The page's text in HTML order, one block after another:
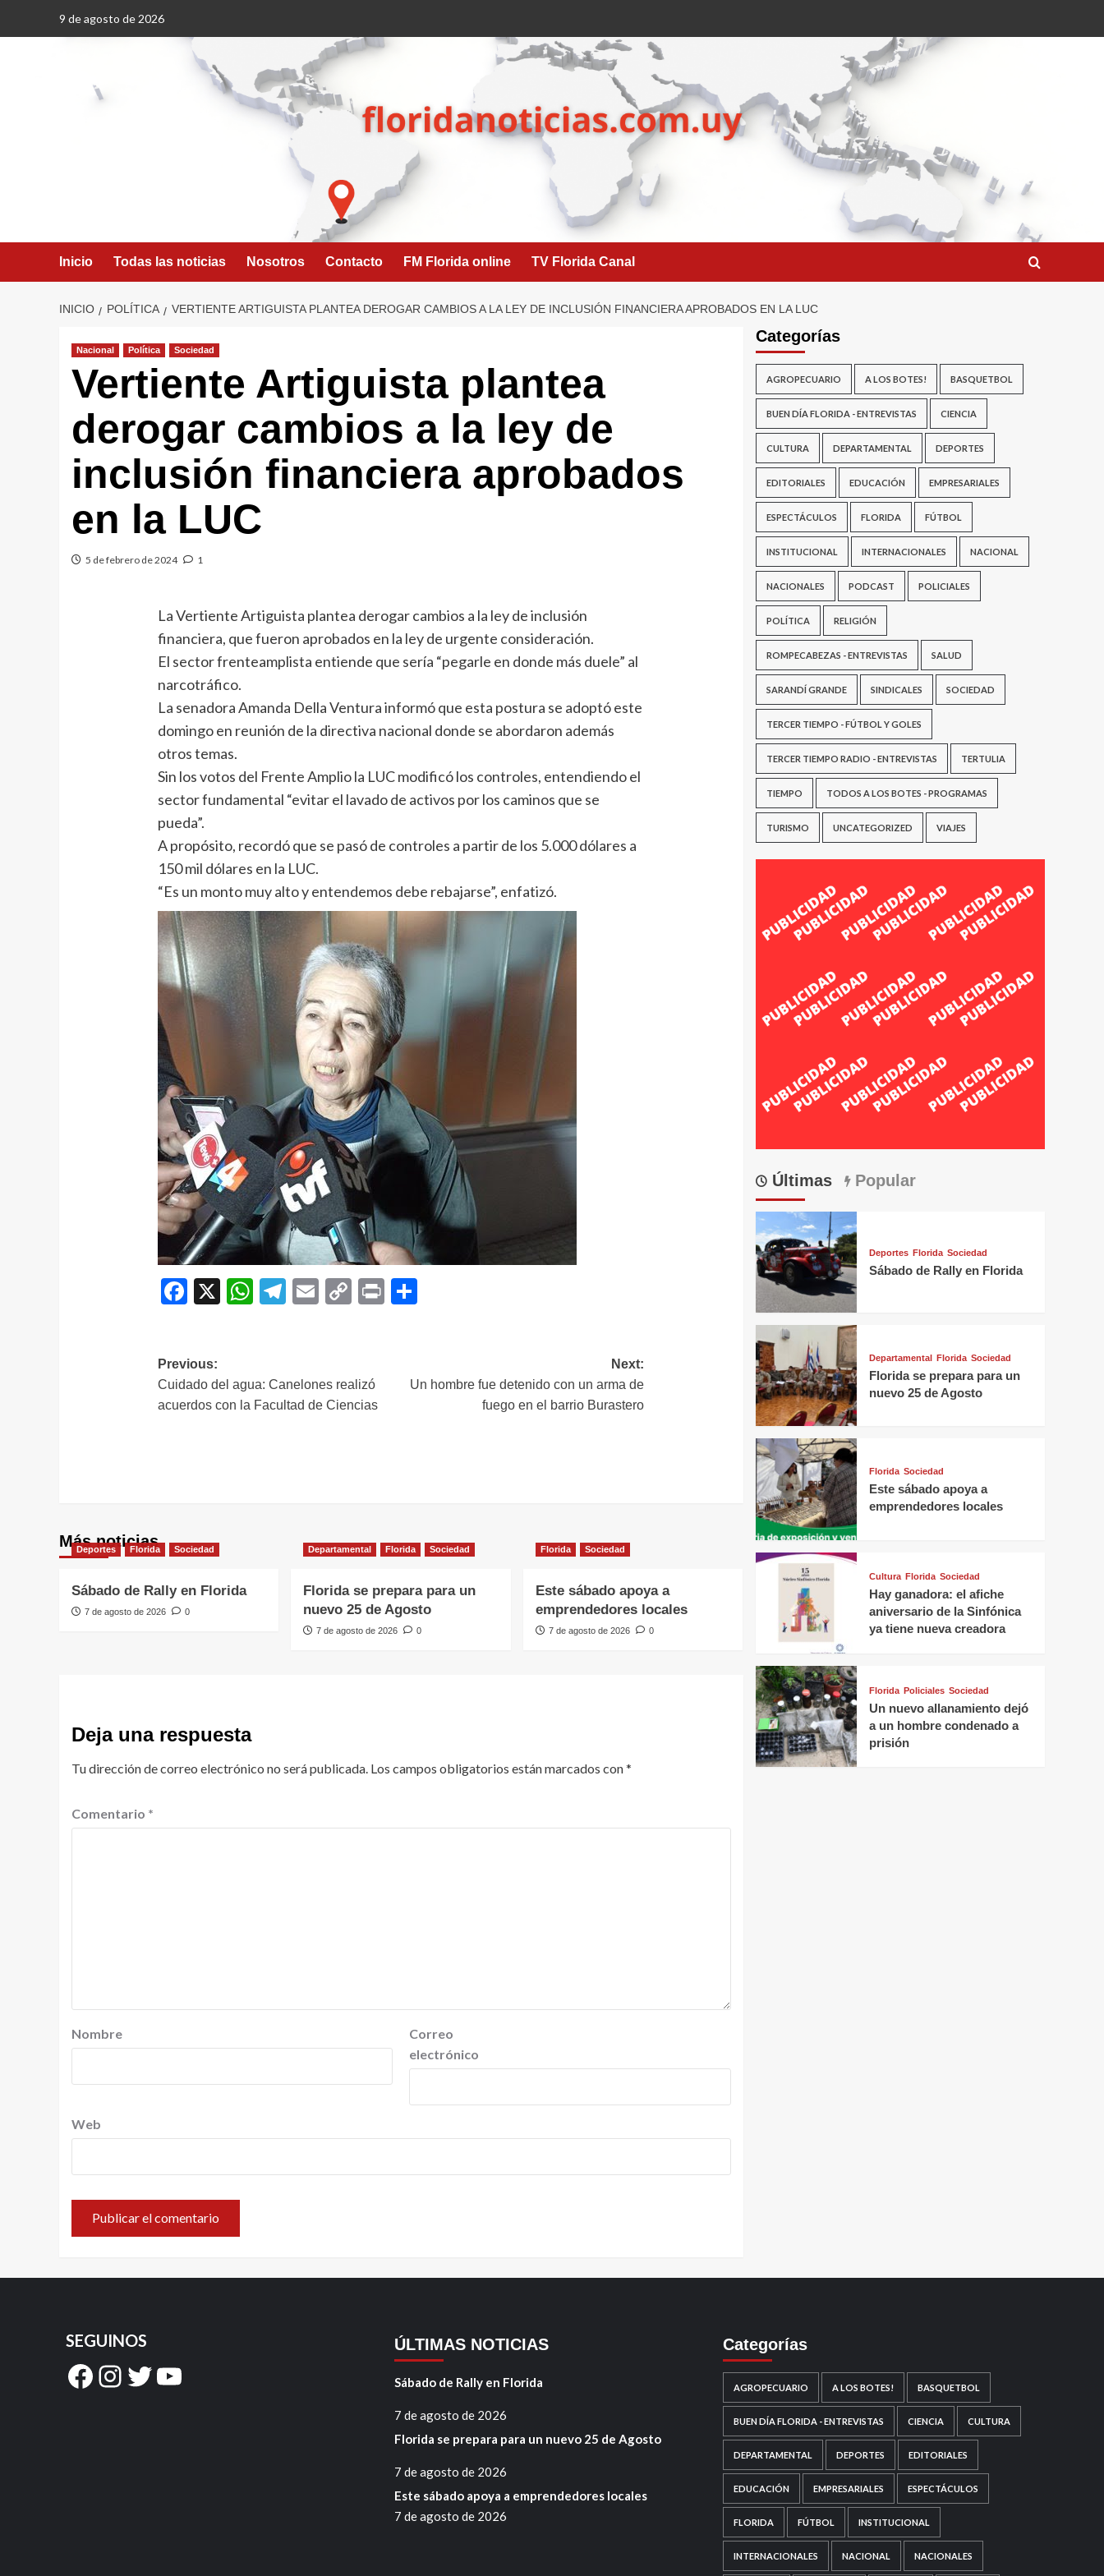
9 de agosto de 2026
Inicio Todas las noticias Nosotros Contacto FM Florida online TV Florida Canal
INICIO POLÍTICA VERTIENTE ARTIGUISTA PLANTEA DEROGAR CAMBIOS A LA LEY DE INCLUSIÓN FINANCIERA APROBADOS EN LA LUC
Nacional Política Sociedad
Vertiente Artiguista plantea
derogar cambios a la ley de
inclusión financiera aprobados
en la LUC
5 de febrero de 2024 1
La Vertiente Artiguista plantea derogar cambios a la ley de inclusión
financiera, que fueron aprobados en la ley de urgente consideración.
El sector frenteamplista entiende que sería “pegarle en donde más duele” al
narcotráfico.
La senadora Amanda Della Ventura informó que esta postura se adoptó este
domingo en reunión de la directiva nacional donde se abordaron además
otros temas.
Sin los votos del Frente Amplio la LUC modificó los controles, entendiendo el
sector fundamental “evitar el lavado de activos por los caminos que se
pueda”.
A propósito, recordó que se pasó de controles a partir de los 5.000 dólares a
150 mil dólares en la LUC.
“Es un monto muy alto y entendemos debe rebajarse”, enfatizó.
Facebook
X WhatsApp
Telegram
EmailCopyPrint
Navegación
de
Previous:
Cuidado del agua: Canelones realizó
acuerdos con la Facultad de Ciencias
Next:
Un hombre fue detenido con un arma de
fuego en el barrio Burastero
Más noticias
Deportes Florida Sociedad
Sábado de Rally en Florida
7 de agosto de 2026 0
Departamental Florida Sociedad
Florida se prepara para un
nuevo 25 de Agosto
7 de agosto de 2026 0
Florida Sociedad
Este sábado apoya a
emprendedores locales
7 de agosto de 2026 0
Deja una respuesta
Tu dirección de correo electrónico no será publicada. Los campos obligatorios están marcados con*
Comentario *
Nombre
Correo
electrónico
Web
Categorías
AGROPECUARIO A LOS BOTES! BASQUETBOL
BUEN DÍA FLORIDA - ENTREVISTAS CIENCIA
CULTURA DEPARTAMENTAL DEPORTES
EDITORIALES EDUCACIÓN EMPRESARIALES
ESPECTÁCULOS FLORIDA FÚTBOL
INSTITUCIONAL INTERNACIONALES NACIONAL
NACIONALES PODCAST POLICIALES
POLÍTICA RELIGIÓN
ROMPECABEZAS - ENTREVISTAS SALUD
SARANDÍ GRANDE SINDICALES SOCIEDAD
TERCER TIEMPO - FÚTBOL Y GOLES
TERCER TIEMPO RADIO - ENTREVISTAS TERTULIA
TIEMPO TODOS A LOS BOTES - PROGRAMAS
TURISMO UNCATEGORIZED VIAJES
Últimas Popular
Deportes Florida Sociedad
Sábado de Rally en Florida
Departamental Florida Sociedad
Florida se prepara para un
nuevo 25 de Agosto
Florida Sociedad
Este sábado apoya a
emprendedores locales
Cultura Florida Sociedad
Hay ganadora: el afiche
aniversario de la Sinfónica
ya tiene nueva creadora
Florida Policiales Sociedad
Un nuevo allanamiento dejó
a un hombre condenado a
prisión
SEGUINOS
Facebook
Instagram
Twitter
YouTube
ÚLTIMAS NOTICIAS
Sábado de Rally en Florida
7 de agosto de 2026
Florida se prepara para un nuevo 25 de Agosto
7 de agosto de 2026
Este sábado apoya a emprendedores locales
7 de agosto de 2026
Categorías
AGROPECUARIO A LOS BOTES! BASQUETBOL
BUEN DÍA FLORIDA - ENTREVISTAS CIENCIA CULTURA
DEPARTAMENTAL DEPORTES EDITORIALES
EDUCACIÓN EMPRESARIALES ESPECTÁCULOS
FLORIDA FÚTBOL INSTITUCIONAL
INTERNACIONALES NACIONAL NACIONALES